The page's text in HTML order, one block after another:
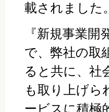
載されました。
『新規事業
で、弊社の取
ると共に、社
も取り上げら
ービスに積極